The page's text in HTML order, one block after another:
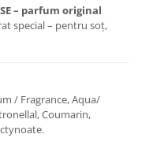
– parfum original
special – pentru soț,
/ Fragrance, Aqua/
Coumarin,